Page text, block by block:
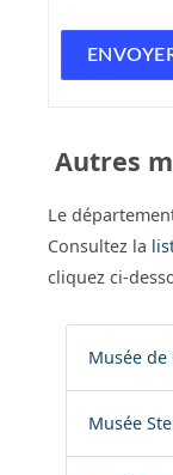
Autres
Le
Consultez la
cliquez ci-
Musée
Musée